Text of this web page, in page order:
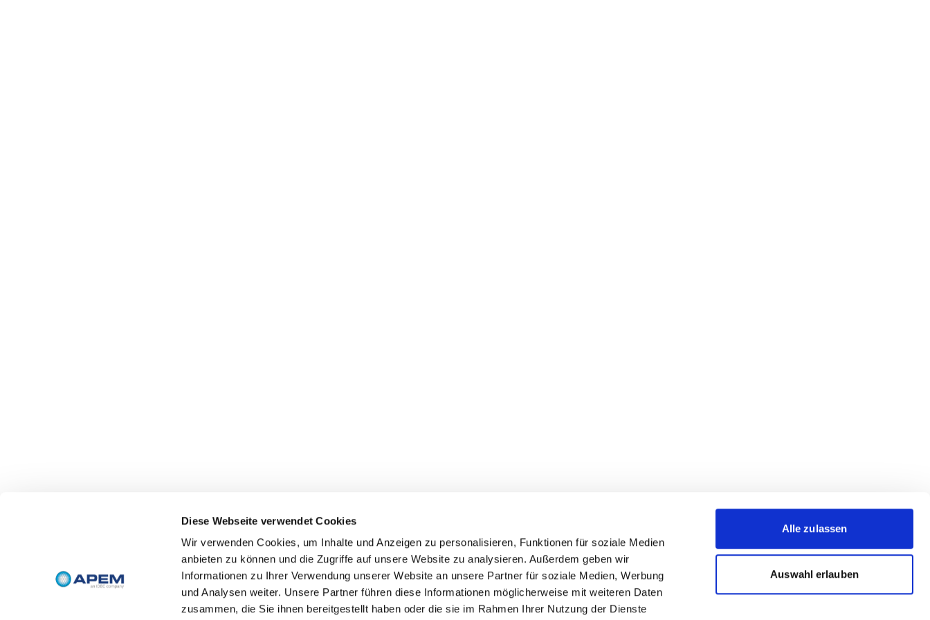
Diese Webseite verwendet Cookies
Wir verwenden Cookies, um Inhalte und Anzeigen zu personalisieren, Funktionen für soziale Medien
anbieten zu können und die Zugriffe auf unsere Website zu analysieren. Außerdem geben wir
Informationen zu Ihrer Verwendung unserer Website an unsere Partner für soziale Medien, Werbung
und Analysen weiter. Unsere Partner führen diese Informationen möglicherweise mit weiteren Daten
zusammen, die Sie ihnen bereitgestellt haben oder die sie im Rahmen Ihrer Nutzung der Dienste
Alle zulassen
Auswahl erlauben